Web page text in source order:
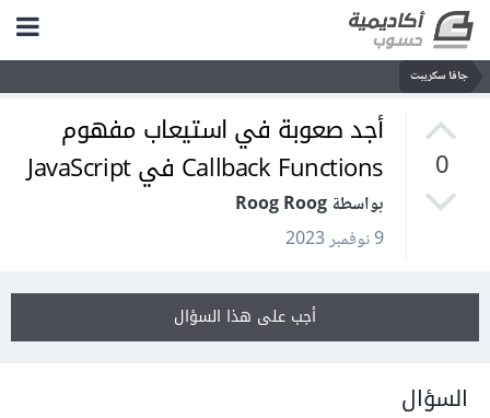
جافا سكريبت
0
أجد صعوبة في استيعاب مفهوم
Callback Functions في JavaScript
بواسطة Roog Roog
9 نوفمبر 2023
أجب على هذا السؤال
السؤال